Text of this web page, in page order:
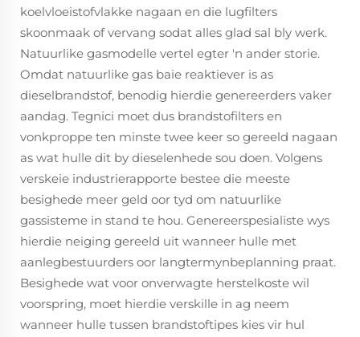
koelvloeistofvlakke nagaan en die lugfilters
skoonmaak of vervang sodat alles glad sal bly werk.
Natuurlike gasmodelle vertel egter 'n ander storie.
Omdat natuurlike gas baie reaktiever is as
dieselbrandstof, benodig hierdie genereerders vaker
aandag. Tegnici moet dus brandstofilters en
vonkproppe ten minste twee keer so gereeld nagaan
as wat hulle dit by dieselenhede sou doen. Volgens
verskeie industrierapporte bestee die meeste
besighede meer geld oor tyd om natuurlike
gassisteme in stand te hou. Genereerspesialiste wys
hierdie neiging gereeld uit wanneer hulle met
aanlegbestuurders oor langtermynbeplanning praat.
Besighede wat voor onverwagte herstelkoste wil
voorspring, moet hierdie verskille in ag neem
wanneer hulle tussen brandstoftipes kies vir hul